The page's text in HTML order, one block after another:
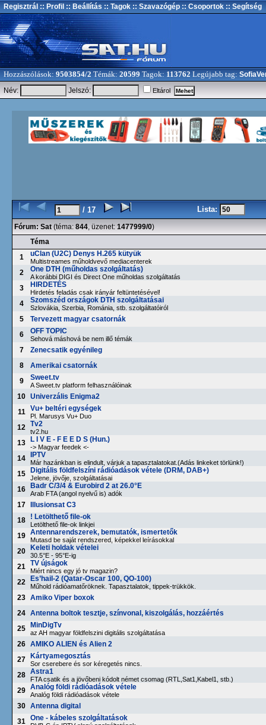
Regisztrál :: Profil :: Beállítás :: Tagok :: Szavazógép :: Csoportok :: Segítség
Hozzászólások: 9503854/2 Témák: 20599 Tagok: 113762 Legújabb tag:
Név:
Jelszó: Eltárol
/ 17 Lista:
Fórum: Sat (téma: 844, üzenet: 1477999/0)
Téma
1
uClan (U2C) Denys H.265 kütyük
Multistreames műholdvevő mediacenterek
2 One DTH (műholdas szolgáltatás)
A korábbi DIGI és Direct One műholdas szolgáltatás
3 HIRDETÉS
Hirdetés feladás csak irányár feltüntetésével!
4 Szomszéd országok DTH szolgáltatásai
Szlovákia, Szerbia, Románia, stb. szolgáltatóiról
5
Tervezett magyar csatornák
6
OFF TOPIC
Sehová máshová be nem illő témák
7
Zenecsatik egyénileg
8
Amerikai csatornák
9
Sweet.tv
A Sweet.tv platform felhasználóinak
10 Univerzális Enigma2
11
Vu+ beltéri egységek
Pl. Marusys Vu+ Duo
12 Tv2
tv2.hu
13 L I V E - F E E D S (Hun.)
-> Magyar feedek <-
14 IPTV
Már hazánkban is elindult, várjuk a tapasztalatokat.(Adás linkeket törlünk!)
15 Digitális földfelszíni rádióadások vétele (DRM, DAB+)
Jelene, jövője, szolgáltatásai
16 Badr C/3/4 & Eurobird 2 at 26.0°E
Arab FTA (angol nyelvű is) adók
17
Illusionsat C3
18
! Letölthető file-ok
Letölthető file-ok linkjei
19 Antennarendszerek, bemutatók, ismertetők
Mutasd be saját rendszered, képekkel leírásokkal
20 Keleti holdak vételei
30.5°E - 95°E-ig
21 TV újságok
Miért nincs egy jó tv magazin?
22 Es’hail-2 (Qatar-Oscar 100, QO-100)
Műhold rádióamatőröknek. Tapasztalatok, tippek-trükkök.
23 Amiko Viper boxok
24 Antenna boltok tesztje, színvonal, kiszolgálás, hozzáértés
25
MinDigTv
az AH magyar földfelszini digitális szolgáltatása
26 AMIKO ALIEN és Alien 2
27
Kártyamegosztás
Sor cserebere és sor kéregetés nincs.
28 Astra1
FTA csatik és a jövőbeni kódolt német csomag (RTL,Sat1,Kabel1, stb.)
29 Analóg földi rádióadások vétele
Analóg földi rádióadások vétele
30 Antenna digital
31 One - kábeles szolgáltatások